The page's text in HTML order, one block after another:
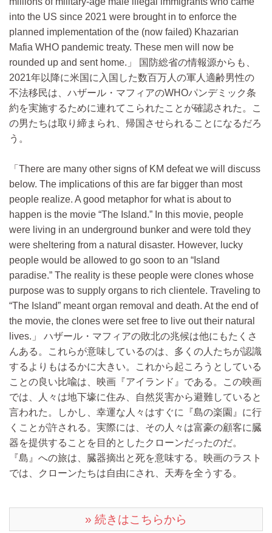
into the US since 2021 were brought in to enforce the
planned implementation of the (now failed) Khazarian
Mafia WHO pandemic treaty. These men will now be
rounded up and sent home.
国防総省の情報源からも、
2021年以降に米国に入国した数百万人の軍人適齢男性の
不法移民は、ハザール・マフィアのWHOパンデミック条
約を実施するために連れてこられたことが確認された。こ
の男たちは取り締まられ、帰国させられることになるだろ
う。
There are many other signs of KM defeat we will discuss
below. The implications of this are far bigger than most
people realize. A good metaphor for what is about to
happen is the movie “The Island.” In this movie, people
were living in an underground bunker and were told they
were sheltering from a natural disaster. However, lucky
people would be allowed to go soon to an “Island
paradise.” The reality is these people were clones whose
purpose was to supply organs to rich clientele. Traveling to
“The Island” meant organ removal and death. At the end of
the movie, the clones were set free to live out their natural
lives.
ハザール・マフィアの敗北の兆候は他にもたくさ
んある。これらが意味しているのは、多くの人たちが認識
するよりもはるかに大きい。これから起ころうとしている
ことの良い比喩は、映画『アイランド』である。この映画
では、人々は地下壕に住み、自然災害から避難していると
言われた。しかし、幸運な人々はすぐに『島の楽園』に行
くことが許される。実際には、その人々は富豪の顧客に臓
器を提供することを目的としたクローンだったのだ。
『島』への旅は、臓器摘出と死を意味する。映画のラスト
では、クローンたちは自由にされ、天寿を全うする。
» 続きはこちらから